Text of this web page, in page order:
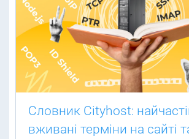
Словник Cityhost:
вживані терміни на сайті